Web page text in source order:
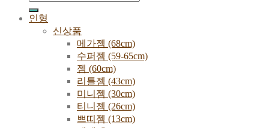
for:
인형
신상품
메가젬 (68cm)
수퍼젬 (59-65cm)
젬 (60cm)
리틀젬 (43cm)
미니젬 (30cm)
티니젬 (26cm)
쁘띠젬 (13cm)